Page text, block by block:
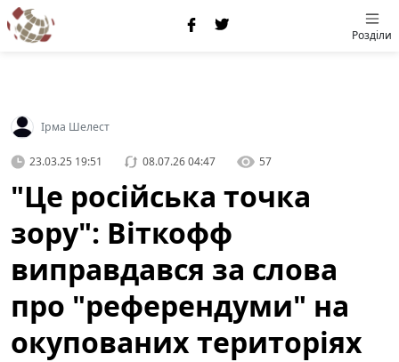
Розділи
Ірма Шелест
23.03.25 19:51 08.07.26 04:47 57
"Це російська точка
зору": Віткофф
виправдався за слова
про "референдуми" на
окупованих територіях